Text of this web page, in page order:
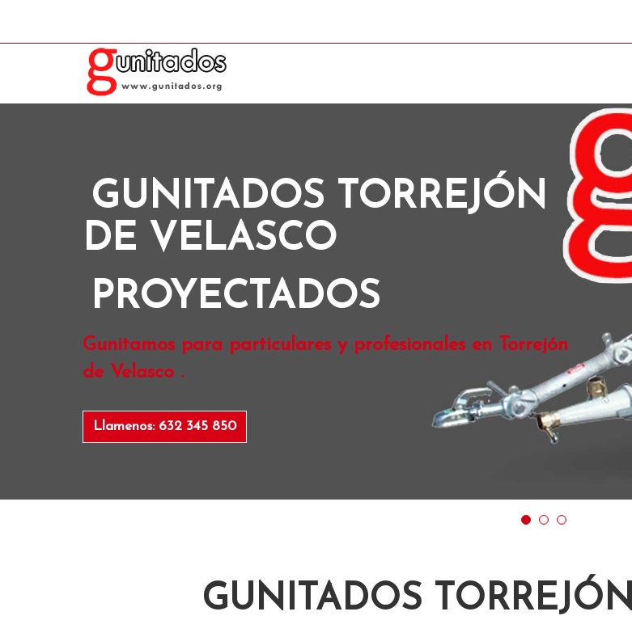
GUNITADOS TORREJÓN
DE VELASCO
PROYECTADOS
Gunitamos para particulares y profesionales en Torrejón
de Velasco .
Llamenos: 632 345 850
GUNITADOS